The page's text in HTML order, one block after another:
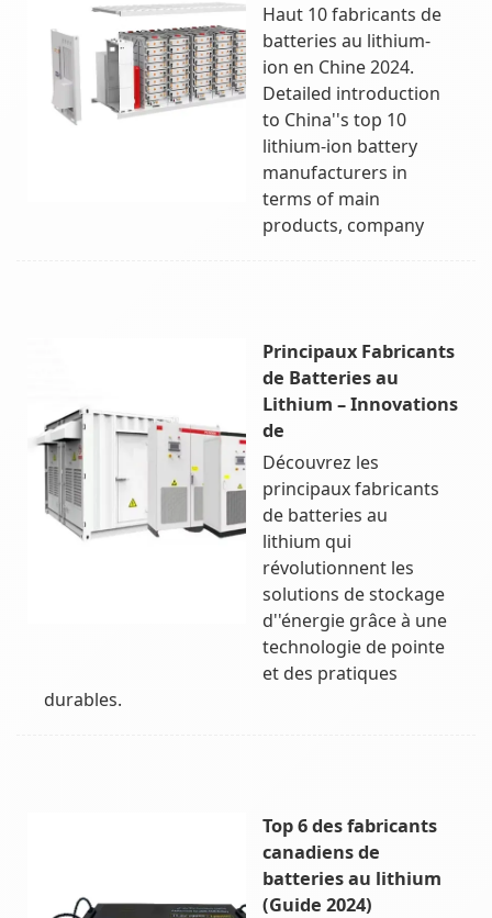
Haut 10 fabricants de
batteries au lithium-
ion en Chine 2024.
Detailed introduction
to China''s top 10
lithium-ion battery
manufacturers in
terms of main
products, company
Principaux Fabricants
de Batteries au
Lithium – Innovations
de
Découvrez les
principaux fabricants
de batteries au
lithium qui
révolutionnent les
solutions de stockage
d''énergie grâce à une
technologie de pointe
et des pratiques
durables.
Top 6 des fabricants
canadiens de
batteries au lithium
(Guide 2024)